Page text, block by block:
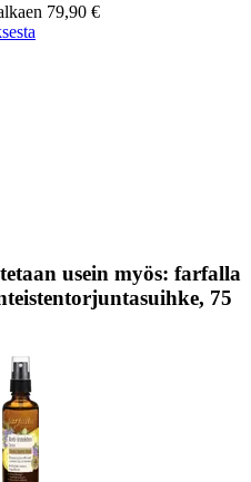
79,90 €
usein myös: farfalla
75